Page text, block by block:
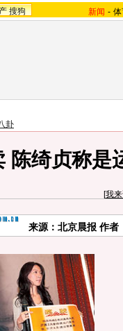
搜狗 新闻 -
卦
陈绮贞称是
[我
来源：北京晨报 作者